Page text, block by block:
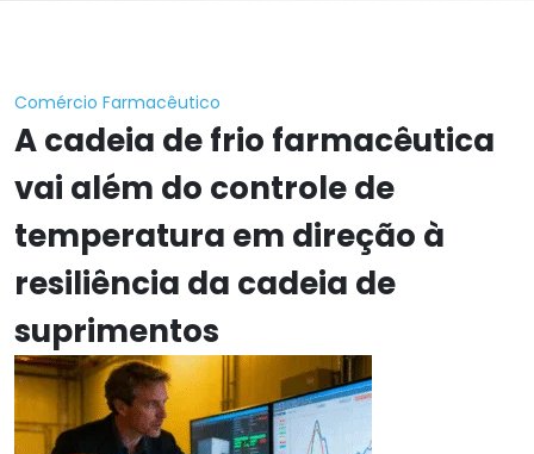
Comércio Farmacêutico
A cadeia de frio farmacêutica
vai além do controle de
temperatura em direção à
resiliência da cadeia de
suprimentos